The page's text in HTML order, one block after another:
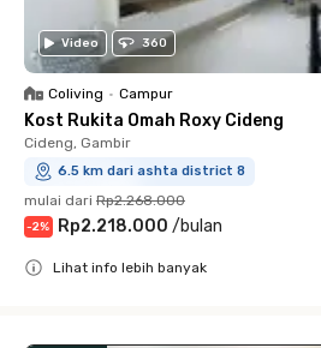
Video 360
Coliving • Campur
Kost Rukita Omah Roxy Cideng
Cideng, Gambir
6.5 km dari ashta district 8
mulai dari Rp2.268.000
-2% Rp2.218.000 /bulan
Lihat info lebih banyak